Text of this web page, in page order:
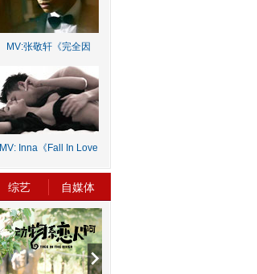
MV:张敬轩《完全因
MV: Inna《Fall In Love
综艺 自媒体